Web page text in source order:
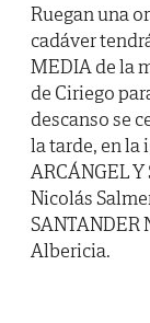
Ruegan una
cadáver
MEDIA de la
de Ciriego
descanso se
la tarde, en la
ARCÁNGEL Y
Nicolás
SANTANDER
Albericia.